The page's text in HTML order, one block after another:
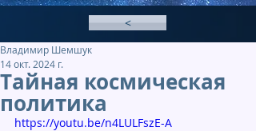
<
Тайная космическая
политика
Владимир Шемшук
14 окт. 2024 г.
https://youtu.be/n4LULFszE-A